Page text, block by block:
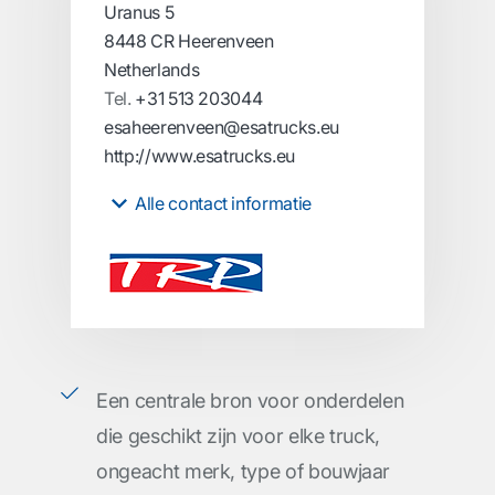
Uranus 5
8448 CR Heerenveen
Netherlands
Tel. +31 513 203044
esaheerenveen@esatrucks.eu
http://www.esatrucks.eu
Alle contact informatie
Een centrale bron voor onderdelen
die geschikt zijn voor elke truck,
ongeacht merk, type of bouwjaar